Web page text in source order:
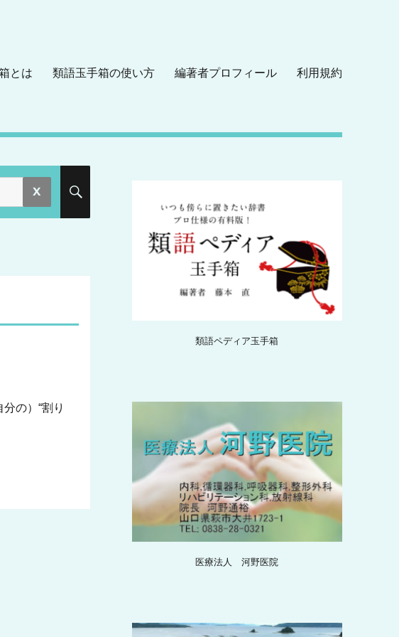
とは 類語玉手箱の使い方 編著者プロフィール 利用規約
の）“割り
類語ペディア玉手箱
医療法人 河野医院